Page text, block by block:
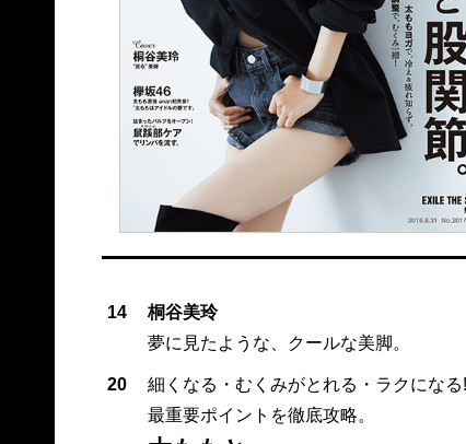
14
桐谷美玲
夢に見たような、クールな美脚。
20
細くなる・むくみがとれる・ラクになる
最重要ポイントを徹底攻略。